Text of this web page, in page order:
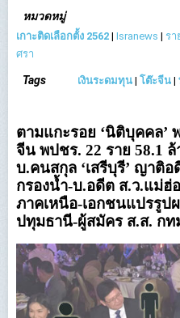
หมวดหมู่
เกาะติดเลือกตั้ง 2562 | Isranews | รา
ศรา
Tags เงินระดมทุน | โต๊ะจีน |
ตามแกะรอย ‘นิติบุคคล’
จีน พปชร. 22 ราย 58.1
บ.คนสกุล ‘เสรีบุรี’ ญาติ
กรองน้ำ-บ.อดีต ส.ว.แม่ฮ่
ภาคเหนือ-เอกชนแปรรู
ปทุมธานี-ผู้สมัคร ส.ส. กท